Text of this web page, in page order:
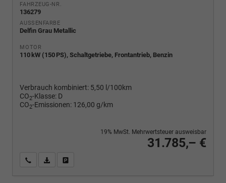
FAHRZEUG-NR.
136279
AUSSENFARBE
Delfin Grau Metallic
MOTOR
110 kW (150 PS), Schaltgetriebe, Frontantrieb, Benzin
Verbrauch kombiniert: 5,50 l/100km
CO2-Klasse: D
CO2-Emissionen: 126,00 g/km
31.785,– €
19% MwSt. Mehrwertsteuer ausweisbar
Wir rufen Sie anPDF-Fahrzeugexposé drucken